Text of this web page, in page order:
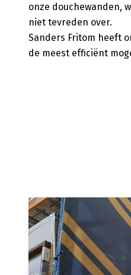
onze douchewanden,
niet tevreden over.
Sanders Fritom heeft
de meest efficiënt